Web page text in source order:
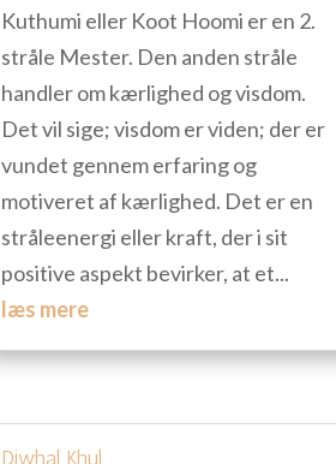
Kuthumi eller Koot Hoomi er en 2.
stråle Mester. Den anden stråle
handler om kærlighed og visdom.
Det vil sige; visdom er viden; der er
vundet gennem erfaring og
motiveret af kærlighed. Det er en
stråleenergi eller kraft, der i sit
positive aspekt bevirker, at et...
læs mere
Djwhal Khul